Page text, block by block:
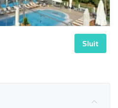
Sluit
& Studios